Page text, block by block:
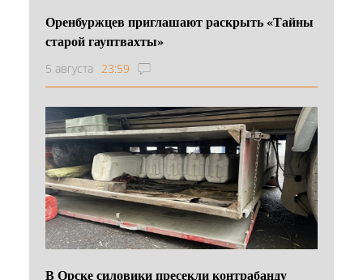
Оренбуржцев приглашают раскрыть «Тайны
старой гауптвахты»
5 августа 23:59
В Орске силовики пресекли контрабанду